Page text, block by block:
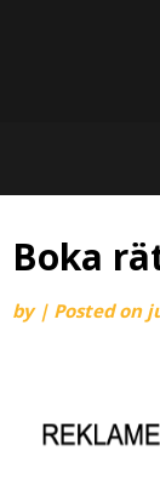
Boka
by | Posted on